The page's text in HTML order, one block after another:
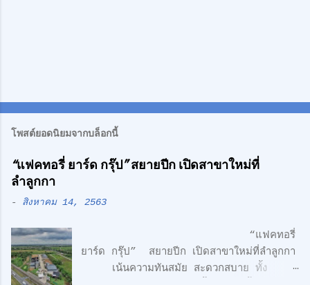
โพสต์ยอดนิยมจากบล็อกนี้
“แฟคทอรี่ ยาร์ด กรุ๊ป” สยายปีก เปิดสาขาใหม่ที่
ลำลูกกา
- สิงหาคม 14, 2563
“แฟคทอรี่
ยาร์ด กรุ๊ป” สยายปีก เปิดสาขาใหม่ที่ลำลูกกา
เน้นความทันสมัย สะดวกสบาย ทั้ง